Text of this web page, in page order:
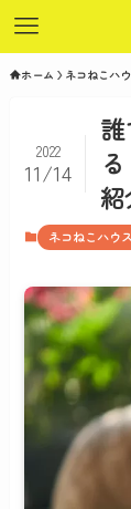
ホーム ネコねこハ
紹
2022
11/14
ネコねこハウス